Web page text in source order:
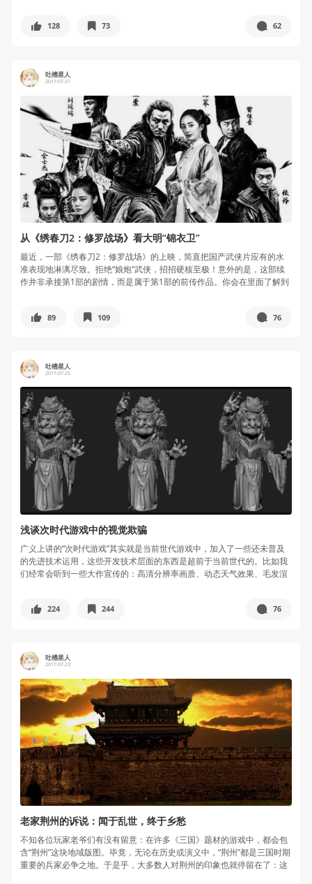
128 73 62
吐槽星人
2017-07-31
从《绣春刀2：修罗战场》看大明“锦衣卫”
最近，一部《绣春刀2：修罗战场》的上映，简直把国产武侠片应有的水
准表现地淋漓尽致。拒绝“娘炮”武侠，招招硬核至极！意外的是，这部续
作并非承接第1部的剧情，而是属于第1部的前传作品。你会在里面了解到
89 109 76
吐槽星人
2017-07-25
浅谈次时代游戏中的视觉欺骗
广义上讲的“次时代游戏”其实就是当前世代游戏中，加入了一些还未普及
的先进技术运用，这些开发技术层面的东西是超前于当前世代的。比如我
们经常会听到一些大作宣传的：高清分辨率画质、动态天气效果、毛发渲
224 244 76
吐槽星人
2017-07-23
老家荆州的诉说：闻于乱世，终于乡愁
不知各位玩家老爷们有没有留意：在许多《三国》题材的游戏中，都会包
含“荆州”这块地域版图。毕竟，无论在历史或演义中，“荆州”都是三国时期
重要的兵家必争之地。于是乎，大多数人对荆州的印象也就停留在了：这